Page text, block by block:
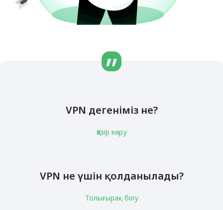
VPN дегеніміз не?
Қазір көру
VPN не үшін қолданылады?
Толығырақ білу